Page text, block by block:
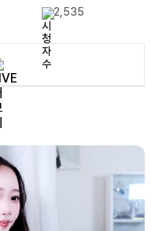
2,535